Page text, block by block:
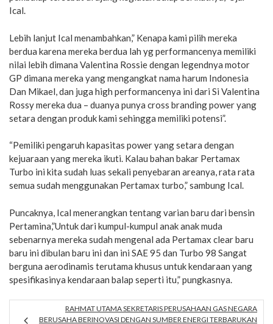
Ical.
Lebih lanjut Ical menambahkan,” Kenapa kami pilih mereka
berdua karena mereka berdua lah yg performancenya memiliki
nilai lebih dimana Valentina Rossie dengan legendnya motor
GP dimana mereka yang mengangkat nama harum Indonesia
Dan Mikael, dan juga high performancenya ini dari Si Valentina
Rossy mereka dua – duanya punya cross branding power yang
setara dengan produk kami sehingga memiliki potensi”.
“Pemiliki pengaruh kapasitas power yang setara dengan
kejuaraan yang mereka ikuti. Kalau bahan bakar Pertamax
Turbo ini kita sudah luas sekali penyebaran areanya, rata rata
semua sudah menggunakan Pertamax turbo,” sambung Ical.
Puncaknya, Ical menerangkan tentang varian baru dari bensin
Pertamina,”Untuk dari kumpul-kumpul anak anak muda
sebenarnya mereka sudah mengenal ada Pertamax clear baru
baru ini dibulan baru ini dan ini SAE 95 dan Turbo 98 Sangat
berguna aerodinamis terutama khusus untuk kendaraan yang
spesifikasinya kendaraan balap seperti itu,” pungkasnya.
RAHMAT UTAMA SEKRETARIS PERUSAHAAN GAS NEGARA
BERUSAHA BERINOVASI DENGAN SUMBER ENERGI TERBARUKAN